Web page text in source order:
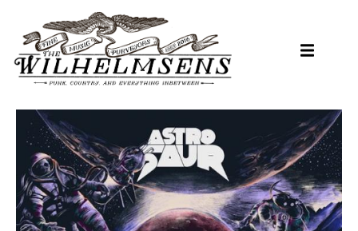
hovedinnhold